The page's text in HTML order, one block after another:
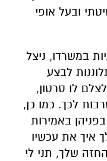
ובעל אופי
במשרדו, ניצל
לבצע
לו סרטון,
לכך. כמו כן,
באמירות
איך את עכשיו
שלך, תני לי